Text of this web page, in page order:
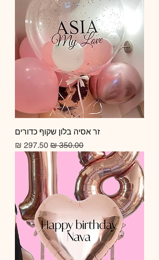
זר אסיה בלון שקוף כדורים
מחיר רגיל מחיר מבצע